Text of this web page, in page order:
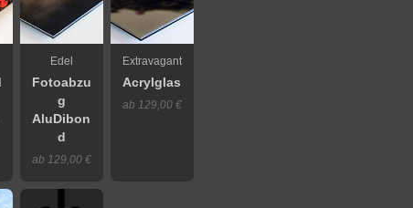
Edel
Fotoabzu
g
AluDibon
d
ab 129,00 €
Extravagant
Acrylglas
ab 129,00 €